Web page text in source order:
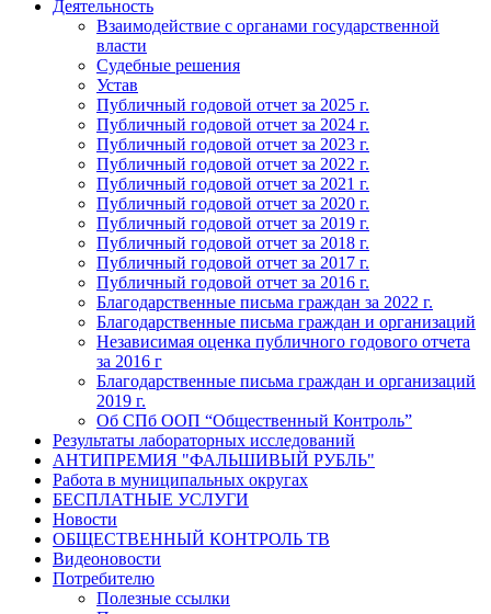
Деятельность
Взаимодействие с органами государственной
власти
Судебные решения
Устав
Публичный годовой отчет за 2025 г.
Публичный годовой отчет за 2024 г.
Публичный годовой отчет за 2023 г.
Публичный годовой отчет за 2022 г.
Публичный годовой отчет за 2021 г.
Публичный годовой отчет за 2020 г.
Публичный годовой отчет за 2019 г.
Публичный годовой отчет за 2018 г.
Публичный годовой отчет за 2017 г.
Публичный годовой отчет за 2016 г.
Благодарственные письма граждан за 2022 г.
Благодарственные письма граждан и организаций
Независимая оценка публичного годового отчета
за 2016 г
Благодарственные письма граждан и организаций
2019 г.
Об СПб ООП “Общественный Контроль”
Результаты лабораторных исследований
АНТИПРЕМИЯ "ФАЛЬШИВЫЙ РУБЛЬ"
Работа в муниципальных округах
БЕСПЛАТНЫЕ УСЛУГИ
Новости
ОБЩЕСТВЕННЫЙ КОНТРОЛЬ ТВ
Видеоновости
Потребителю
Полезные ссылки